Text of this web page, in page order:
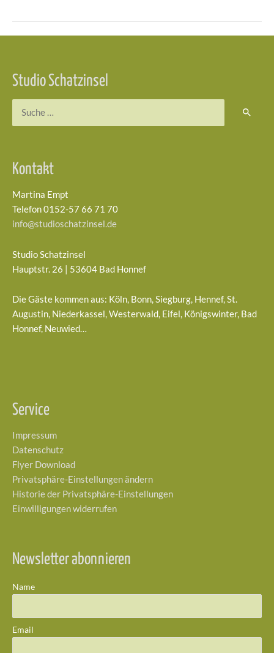
Studio Schatzinsel
Kontakt
Martina Empt
Telefon 0152-57 66 71 70
info@studioschatzinsel.de
Studio Schatzinsel
Hauptstr. 26 | 53604 Bad Honnef
Die Gäste kommen aus: Köln, Bonn, Siegburg, Hennef, St.
Augustin, Niederkassel, Westerwald, Eifel, Königswinter, Bad
Honnef, Neuwied…
Service
Impressum
Datenschutz
Flyer Download
Privatsphäre-Einstellungen ändern
Historie der Privatsphäre-Einstellungen
Einwilligungen widerrufen
Newsletter abonnieren
Name
Email